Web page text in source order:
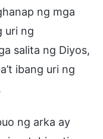
ng mga
uri ng
salita ng Diyos,
ibang uri ng
ng arka ay